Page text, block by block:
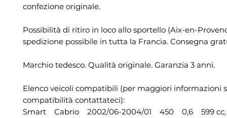
confezione originale.
Possibilità di ritiro in loco allo sportello (Aix-en-
spedizione possibile in tutta la Francia. Consegna
Marchio tedesco. Qualità originale. Garanzia 3 anni.
Elenco veicoli compatibili (per maggiori informazioni
compatibilità contattateci):
Smart Cabrio 2002/06-2004/01 450 0,6 599 cc,